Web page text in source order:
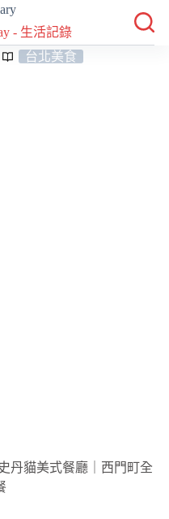
- 生活記錄
台北美食
丹貓美式餐廳｜西門町全